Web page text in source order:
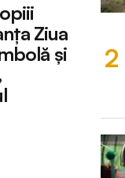
Ziua
și